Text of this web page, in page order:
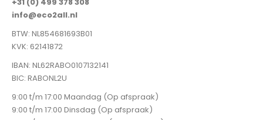
info@eco2all.nl
BTW: NL854681693B01
KVK: 62141872
IBAN: NL62RABO0107132141
BIC: RABONL2U
9:00 t/m 17:00 Maandag (Op afspraak)
9:00 t/m 17:00 Dinsdag (Op afspraak)